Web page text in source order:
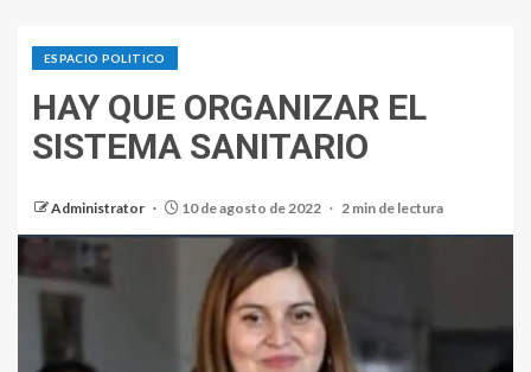
ESPACIO POLITICO
HAY QUE ORGANIZAR EL
SISTEMA SANITARIO
Administrator 10 de agosto de 2022 2 min de lectura